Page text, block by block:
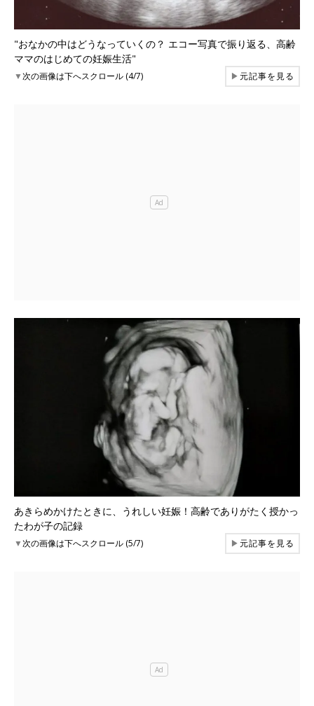
"おなかの中はどうなっていくの？ エコー写真で振り返る、高齢
ママのはじめての妊娠生活"
▼次の画像は下へスクロール (4/7) ▶元記事を見る
あきらめかけたときに、うれしい妊娠！高齢でありがたく授かっ
たわが子の記録
▼次の画像は下へスクロール (5/7) ▶元記事を見る